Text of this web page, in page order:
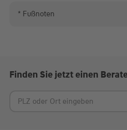
* Fußnoten
Finden Sie jetzt einen